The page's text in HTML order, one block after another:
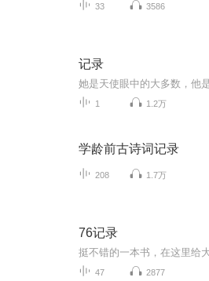
33 3586
记录
1 1.2万
学龄前古诗词记录
208 1.7万
76记录
47 2877